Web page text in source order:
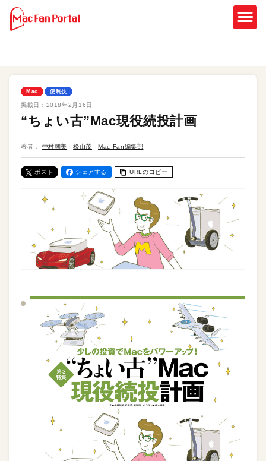
Mac 便利技
掲載日： 2018年2月16日
“ちょい古”Mac現役続投計画
著者： 中村朝美 松山茂 Mac Fan編集部
ポスト シェアする URLのコピー